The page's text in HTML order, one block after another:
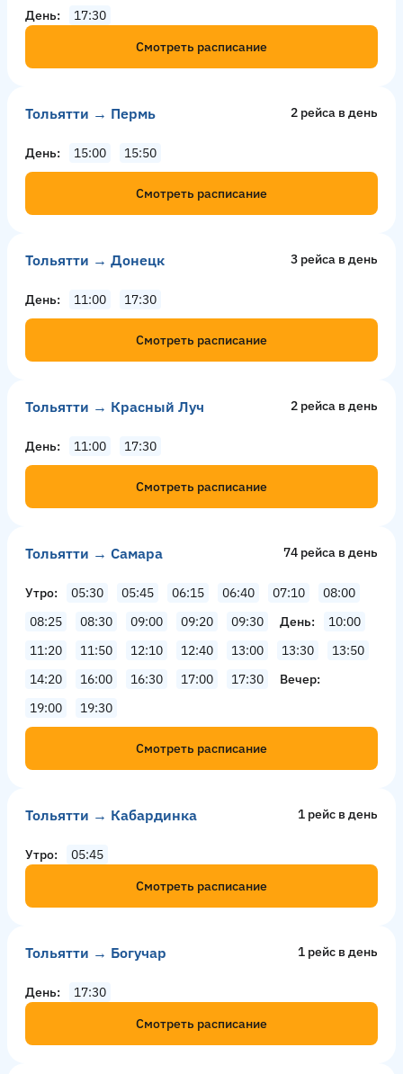
День
17:30
Смотреть расписание
Тольятти → Пермь 2 рейсa в день
День 15:00 15:50
Смотреть расписание
Тольятти → Донецк 3 рейсa в день
День 11:00 17:30
Смотреть расписание
Тольятти → Красный Луч 2 рейсa в день
День 11:00 17:30
Смотреть расписание
Тольятти → Самара 74 рейсa в день
Утро 05:30 05:45 06:15 06:40 07:10
08:00
08:25
08:30 09:00 09:20 09:30 День
10:00
11:20
11:50 12:10 12:40 13:00 13:30
13:50
14:20
16:00 16:30 17:00 17:30
Вечер
19:00
19:30
Смотреть расписание
Тольятти → Кабардинка 1 рейс в день
Утро
05:45
Смотреть расписание
Тольятти → Богучар 1 рейс в день
День
17:30
Смотреть расписание